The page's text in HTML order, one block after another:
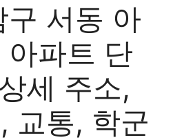
구 서동 아
아파트 단
세 주소,
교통, 학군